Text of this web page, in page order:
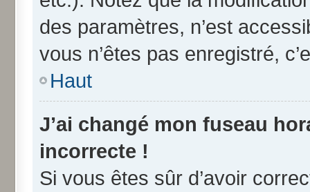
des paramètres, n’est
vous n’êtes pas enregistré,
Haut
J’ai changé mon fuseau
incorrecte !
Si vous êtes sûr d’avoir